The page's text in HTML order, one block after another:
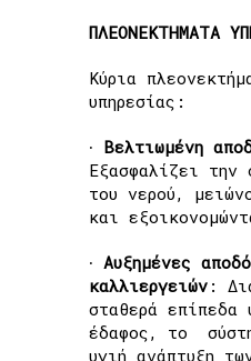
ΠΛΕΟΝΕΚΤΗΜΑΤΑ
Κύρια
υπηρεσίας:
∙ Βελτιωμένη
Εξασφαλίζει την
του νερού,
και
∙ Αυξημένες
καλλιεργειών :
σταθερά επίπεδα
έδαφος, το
υγιή ανάπτυξη